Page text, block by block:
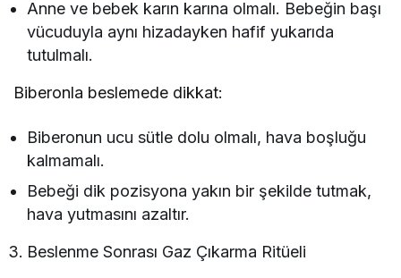
Anne ve bebek karın karına olmalı. Bebeğin başı
vücuduyla aynı hizadayken hafif yukarıda
tutulmalı.
Biberonla beslemede dikkat:
Biberonun ucu sütle dolu olmalı, hava boşluğu
kalmamalı.
Bebeği dik pozisyona yakın bir şekilde tutmak,
hava yutmasını azaltır.
Beslenme Sonrası Gaz Çıkarma Ritüeli